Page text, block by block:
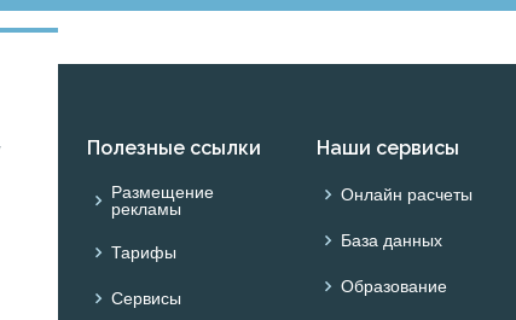
Полезные ссылки
Размещение
рекламы
Тарифы
Сервисы
Наши сервисы
Онлайн расчеты
База данных
Образование